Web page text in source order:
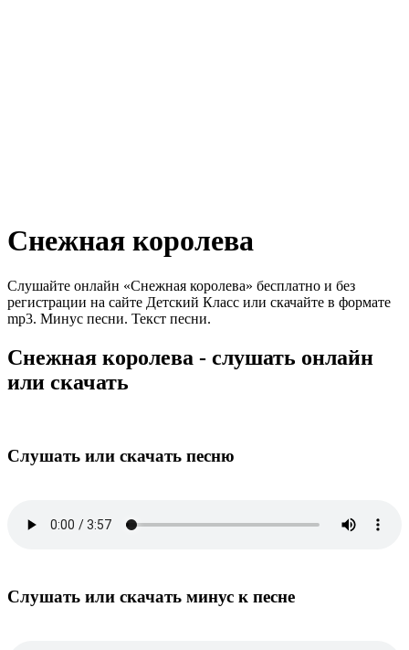
Снежная королева
Слушайте онлайн «Снежная королева» бесплатно и без
регистрации на сайте Детский Класс или скачайте в формате
mp3. Минус песни. Текст песни.
Снежная королева - слушать онлайн
или скачать
Слушать или скачать песню
Слушать или скачать минус к песне